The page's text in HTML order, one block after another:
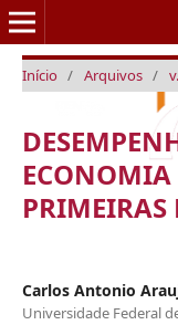
Início / Arquivos /
ECONOMIA
PRIMEIRAS
Carlos Antonio
Universidade Federal